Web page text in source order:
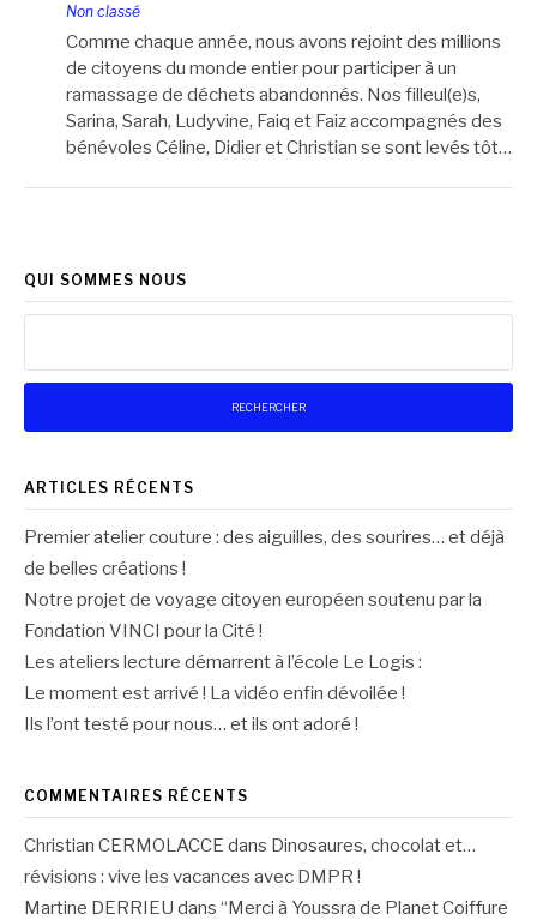
Non classé
Comme chaque année, nous avons rejoint des millions
de citoyens du monde entier pour participer à un
ramassage de déchets abandonnés. Nos filleul(e)s,
Sarina, Sarah, Ludyvine, Faiq et Faiz accompagnés des
bénévoles Céline, Didier et Christian se sont levés tôt…
QUI SOMMES NOUS
ARTICLES RÉCENTS
Premier atelier couture : des aiguilles, des sourires… et déjà
de belles créations !
Notre projet de voyage citoyen européen soutenu par la
Fondation VINCI pour la Cité !
Les ateliers lecture démarrent à l’école Le Logis :
Le moment est arrivé ! La vidéo enfin dévoilée !
Ils l’ont testé pour nous… et ils ont adoré !
COMMENTAIRES RÉCENTS
Christian CERMOLACCE dans Dinosaures, chocolat et…
révisions : vive les vacances avec DMPR !
Martine DERRIEU dans “Merci à Youssra de Planet Coiffure